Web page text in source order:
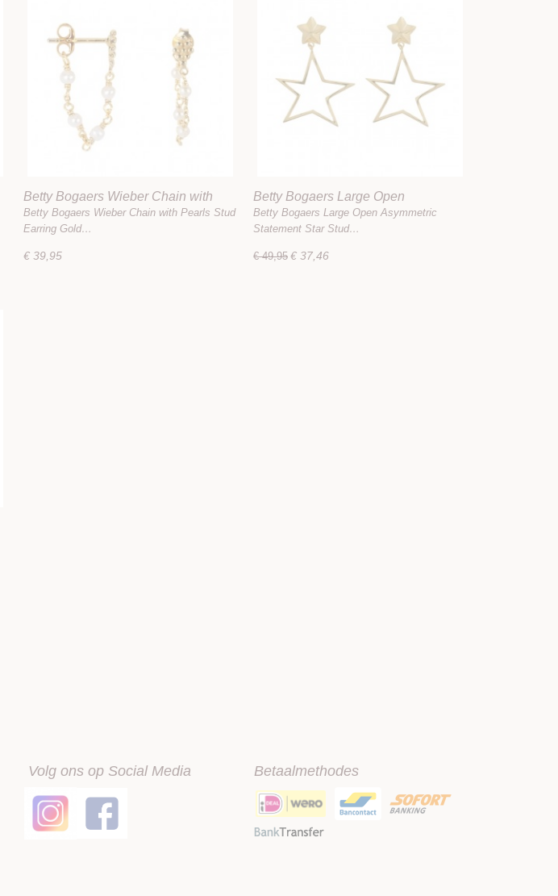
Betty Bogaers Wieber Chain with
Pearls Stud Earring Gold Plated
Betty Bogaers Wieber Chain with Pearls Stud
Earring Gold…
€ 39,95
Betty Bogaers Large Open
Asymmetric Statement Star Stud
Earrings Gold Plated
Betty Bogaers Large Open Asymmetric
Statement Star Stud…
€ 49,95 € 37,46
Volg ons op Social Media Betaalmethodes